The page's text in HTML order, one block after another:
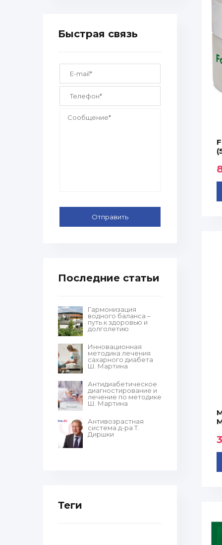
Быстрая связь
Последние статьи
Гармонизация
водного баланса –
путь к здоровью и
долголетию
Инновационная
методика лечения
сахарного диабета
Ш. Мартина
Антидиабетическое
диагностирование и
лечение по методике
Ш. Мартина
Антивозрастная
система д-ра Т.
Диршки
Теги